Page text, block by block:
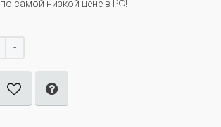
по самой низкой цене в РФ!
-